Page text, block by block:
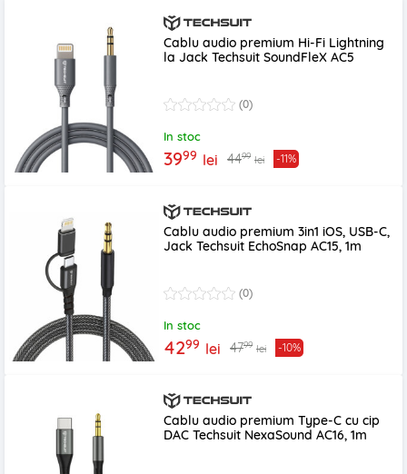
Cablu audio premium Hi-Fi Lightning
la Jack Techsuit SoundFleX AC5
(0)
In stoc
3999 lei 4499 lei -11%
Cablu audio premium 3in1 iOS, USB-C,
Jack Techsuit EchoSnap AC15, 1m
(0)
In stoc
4299 lei 4799 lei -10%
Cablu audio premium Type-C cu cip
DAC Techsuit NexaSound AC16, 1m